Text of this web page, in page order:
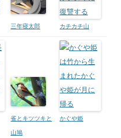
三年寝太郎 カチカチ山
雀とキツツキと
山鳩
かぐや姫